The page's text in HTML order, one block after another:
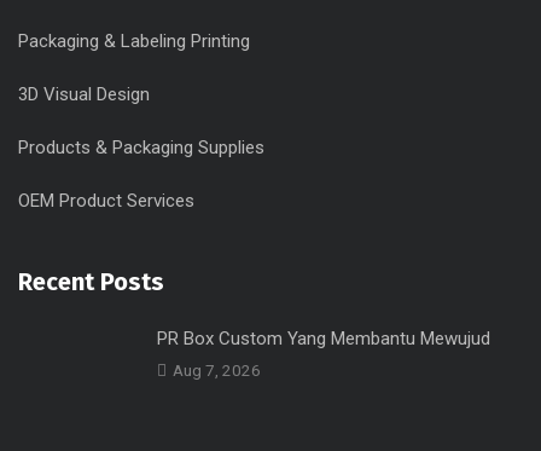
Packaging & Labeling Printing
3D Visual Design
Products & Packaging Supplies
OEM Product Services
Recent Posts
PR Box Custom Yang Membantu Mewujud
Aug 7, 2026